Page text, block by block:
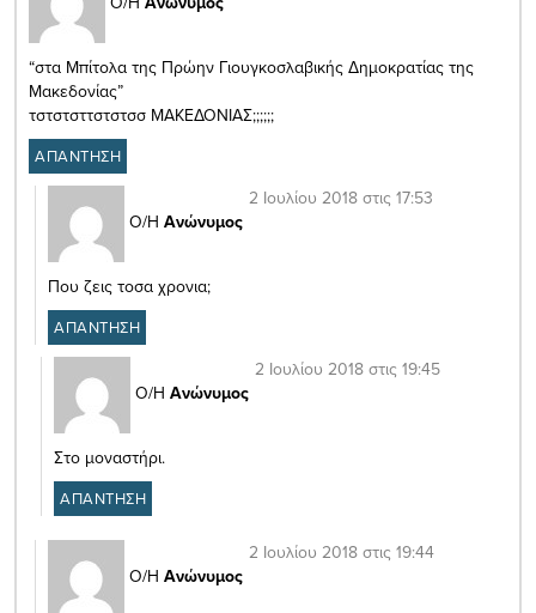
“στα Μπίτολα της Πρώην Γιουγκοσλαβικής Δημοκρατίας της
Μακεδονίας”
τστστσττστστσσ ΜΑΚΕΔΟΝΙΑΣ;;;;;;
ΑΠΑΝΤΗΣΗ
Ο/Η Ανώνυμος
2 Ιουλίου 2018 στις 17:53
Που ζεις τοσα χρονια;
ΑΠΑΝΤΗΣΗ
Ο/Η Ανώνυμος
2 Ιουλίου 2018 στις 19:45
Στο μοναστήρι.
ΑΠΑΝΤΗΣΗ
Ο/Η Ανώνυμος
2 Ιουλίου 2018 στις 19:44